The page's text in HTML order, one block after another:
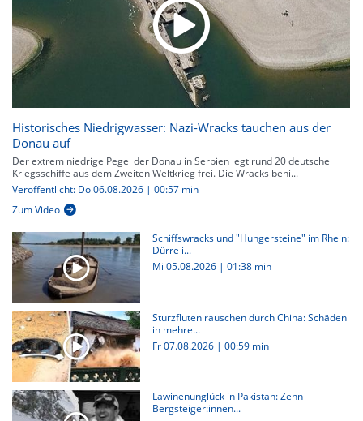
Historisches Niedrigwasser: Nazi-Wracks tauchen aus der
Donau auf
Der extrem niedrige Pegel der Donau in Serbien legt rund 20 deutsche
Kriegsschiffe aus dem Zweiten Weltkrieg frei. Die Wracks behi...
Veröffentlicht: Do 06.08.2026 | 00:57 min
Zum Video
Schiffswracks und "Hungersteine" im Rhein:
Dürre i...
Mi 05.08.2026 | 01:38 min
Sturzfluten rauschen durch China: Schäden
in mehre...
Fr 07.08.2026 | 00:59 min
Lawinenunglück in Pakistan: Zehn
Bergsteiger:innen...